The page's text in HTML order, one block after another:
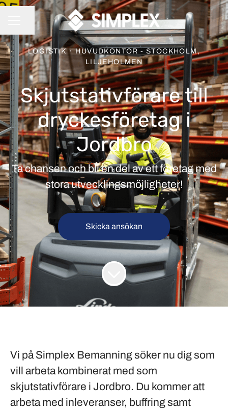
KARRIÄRMENY
Dela sidan
LOGISTIK · HUVUDKONTOR - STOCKHOLM,
LILJEHOLMEN
Skjutstativförare till
dryckesföretag i
Jordbro
Ta chansen och bli en del av ett företag med
stora utvecklingsmöjligheter!
Skicka ansökan
Vi på Simplex Bemanningsöker nu dig som
vill arbeta kombinerat med som
skjutstativförare i Jordbro. Du kommer att
arbeta med inleveranser, buffring samt